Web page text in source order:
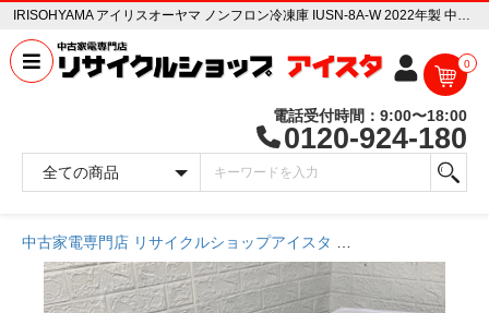
IRISOHYAMA アイリスオーヤマ ノンフロン冷凍庫 IUSN-8A-W 2022年製 中古家電販売専門店 リサイクルショップ アイスタ
0
電話受付時間：9:00〜18:00
0120-924-180
中古家電専門店 リサイクルショップアイスタ